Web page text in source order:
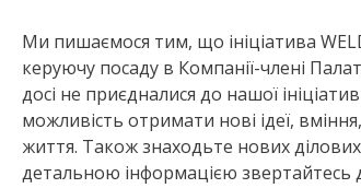
Ми пишаємося тим, що ініціатива
керуючу посаду в Компанії-члені
досі не приєдналися до нашої
можливість отримати нові ідеї,
життя. Також знаходьте нових ділових
детальною інформацією звертайтесь